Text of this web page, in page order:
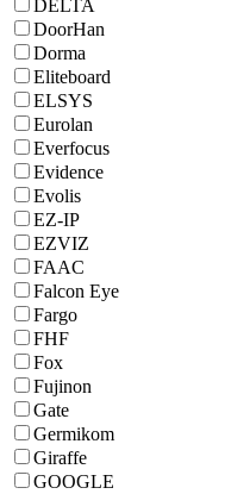
DELTA
DoorHan
Dorma
Eliteboard
ELSYS
Eurolan
Everfocus
Evidence
Evolis
EZ-IP
EZVIZ
FAAC
Falcon Eye
Fargo
FHF
Fox
Fujinon
Gate
Germikom
Giraffe
GOOGLE